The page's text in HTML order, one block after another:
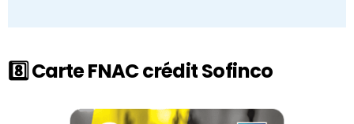
8️⃣ Carte FNAC crédit Sofinco